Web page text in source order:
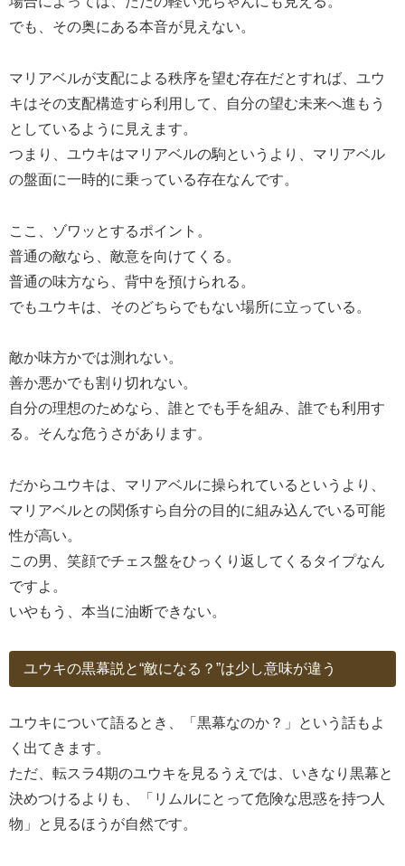
でも、その奥にある本音が見えない。
マリアベルが支配による秩序を望む存在だとすれば、ユウ
キはその支配構造すら利用して、自分の望む未来へ進もう
としているように見えます。
つまり、ユウキはマリアベルの駒というより、マリアベル
の盤面に一時的に乗っている存在なんです。
ここ、ゾワッとするポイント。
普通の敵なら、敵意を向けてくる。
普通の味方なら、背中を預けられる。
でもユウキは、そのどちらでもない場所に立っている。
敵か味方かでは測れない。
善か悪かでも割り切れない。
自分の理想のためなら、誰とでも手を組み、誰でも利用す
る。そんな危うさがあります。
だからユウキは、マリアベルに操られているというより、
マリアベルとの関係すら自分の目的に組み込んでいる可能
性が高い。
この男、笑顔でチェス盤をひっくり返してくるタイプなん
ですよ。
いやもう、本当に油断できない。
ユウキの黒幕説と“敵になる？”は少し意味が違う
ユウキについて語るとき、「黒幕なのか？」という話もよ
く出てきます。
ただ、転スラ4期のユウキを見るうえでは、いきなり黒幕と
決めつけるよりも、「リムルにとって危険な思惑を持つ人
物」と見るほうが自然です。